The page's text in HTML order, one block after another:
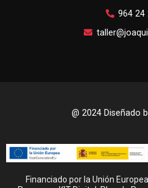
964 24
@ 2024 Diseñado
Financiado por la Unión